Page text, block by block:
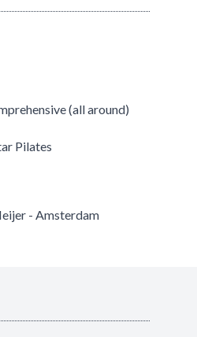
(all around)
Pilates
- Amsterdam